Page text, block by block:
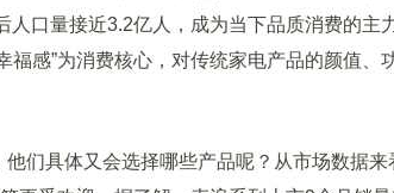
人口量接近3.2亿人，成为当下品质消费的主
福感”为消费核心，对传统家电产品的颜值、
具体又会选择哪些产品呢？从市场数据来